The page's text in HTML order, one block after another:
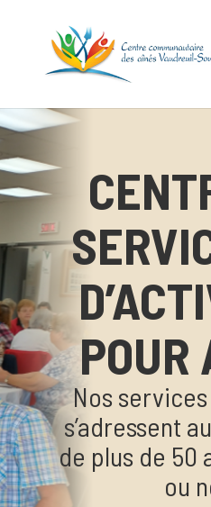
POUR
Nos
s’adressent
de plus de 50
ou